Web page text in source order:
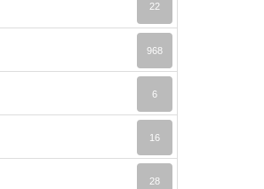
22
968
6
16
28